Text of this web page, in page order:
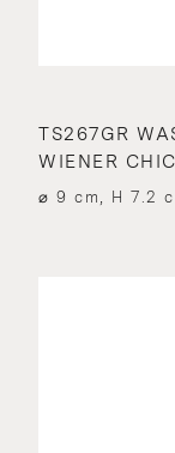
TS267GR
WIENER CHIC
⌀ 9 cm, H 7.2